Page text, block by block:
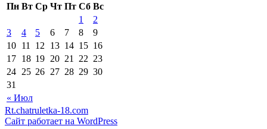
Пн Вт Ср Чт Пт Сб Вс
« Июл
1
2
3
4 5 6 7 8
9
10 11 12 13 14 15 16
17 18 19 20 21 22 23
24 25 26 27 28 29 30
31
Rt.chatruletka-18.com
Сайт работает на WordPress